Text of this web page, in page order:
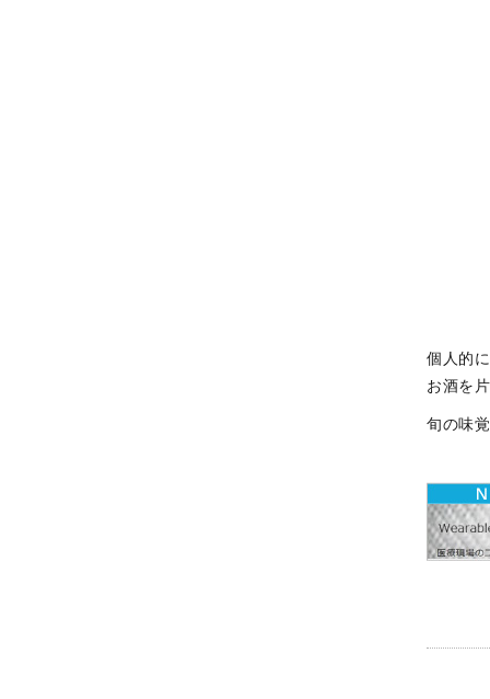
個人的
お酒を
旬の味